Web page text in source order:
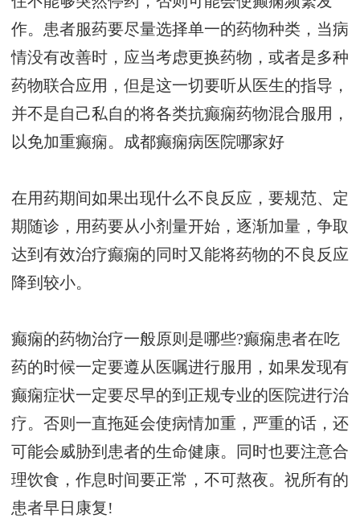
作。患者服药要尽量选择单一的药物种类，当病
情没有改善时，应当考虑更换药物，或者是多种
药物联合应用，但是这一切要听从医生的指导，
并不是自己私自的将各类抗癫痫药物混合服用，
以免加重癫痫。 成都癫痫病医院哪家好
在用药期间如果出现什么不良反应，要规范、定
期随诊，用药要从小剂量开始，逐渐加量，争取
达到有效治疗癫痫的同时又能将药物的不良反应
降到较小。
癫痫的药物治疗一般原则是哪些?癫痫患者在吃
药的时候一定要遵从医嘱进行服用，如果发现有
癫痫症状一定要尽早的到正规专业的医院进行治
疗。否则一直拖延会使病情加重，严重的话，还
可能会威胁到患者的生命健康。同时也要注意合
理饮食，作息时间要正常，不可熬夜。祝所有的
患者早日康复!